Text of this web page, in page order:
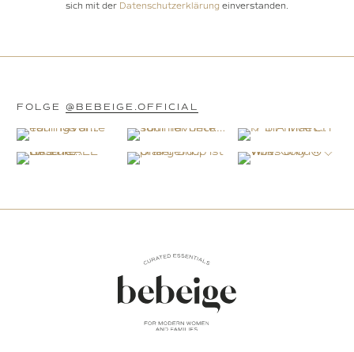
sich mit der Datenschutzerklärung einverstanden.
FOLGE @BEBEIGE.OFFICIAL